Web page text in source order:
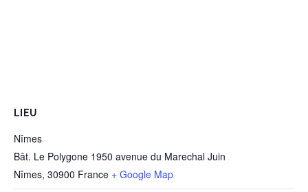
LIEU
Nîmes
Bât. Le Polygone 1950 avenue du Marechal Juin
Nîmes, 30900 France + Google Map